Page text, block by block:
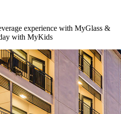
experience with MyGlass &
with MyKids